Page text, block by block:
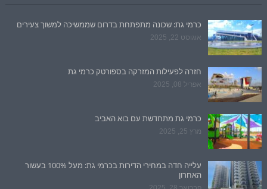
כרמי גת: שכונה מתפתחת בדרום שממשיכה למשוך צעירים
אוגוסט 22, 2025
חזרה לפעילות המזרקה בספורטק כרמי גת
אפריל 08, 2025
כרמי גת מתחדשת עם בוא האביב
מרץ 25, 2025
עלייה חדה במחירי הדירות בכרמי גת: מעל 100% בעשור
האחרון